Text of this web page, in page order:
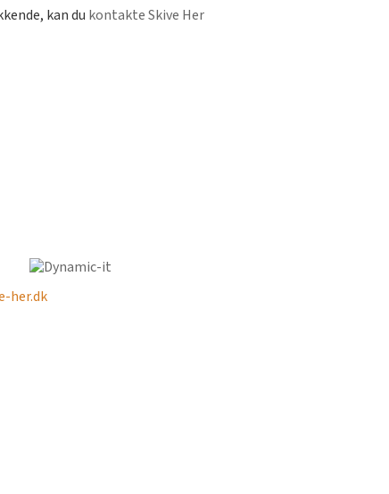
kan du kontakte Skive Her
her.dk